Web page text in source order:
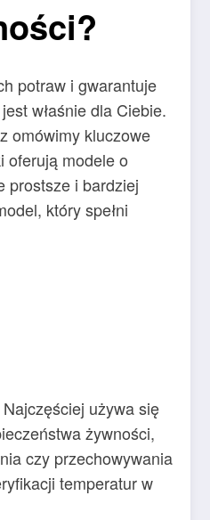
potraw i gwarantuje
właśnie dla Ciebie.
omówimy kluczowe
oferują modele o
prostsze i bardziej
który spełni
używa się
żywności,
czy przechowywania
temperatur w